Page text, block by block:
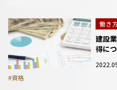
働き
建設
得に
#資格